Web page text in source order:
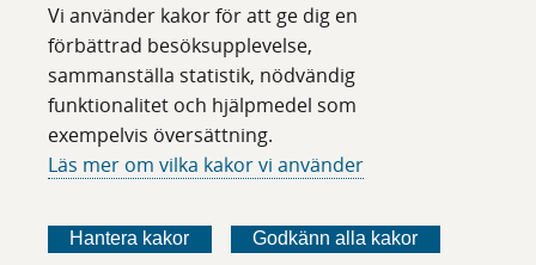
Vi använder kakor för att ge dig en
förbättrad besöksupplevelse,
sammanställa statistik, nödvändig
funktionalitet och hjälpmedel som
exempelvis översättning.
Läs mer om vilka kakor vi använder
Hantera kakor Godkänn alla kakor
Tillgänglighet
Om cookies
Följ oss i sociala medier
ö
l
ö
l
ö
l